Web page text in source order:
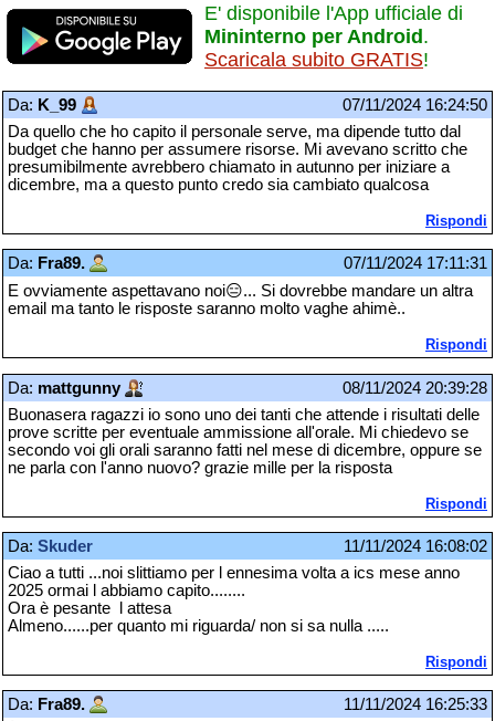
E' disponibile l'App ufficiale di
Mininterno per Android.
Scaricala subito GRATIS!
Da: K_99
07/11/2024 16:24:50
Da quello che ho capito il personale serve, ma dipende tutto dal
budget che hanno per assumere risorse. Mi avevano scritto che
presumibilmente avrebbero chiamato in autunno per iniziare a
dicembre, ma a questo punto credo sia cambiato qualcosa
Rispondi
Da: Fra89.
07/11/2024 17:11:31
E ovviamente aspettavano noi😑... Si dovrebbe mandare un altra
email ma tanto le risposte saranno molto vaghe ahimè..
Rispondi
Da: mattgunny
08/11/2024 20:39:28
Buonasera ragazzi io sono uno dei tanti che attende i risultati delle
prove scritte per eventuale ammissione all'orale. Mi chiedevo se
secondo voi gli orali saranno fatti nel mese di dicembre, oppure se
ne parla con l'anno nuovo? grazie mille per la risposta
Rispondi
Da: Skuder
11/11/2024 16:08:02
Ciao a tutti ...noi slittiamo per l ennesima volta a ics mese anno
2025 ormai l abbiamo capito........
Ora è pesante l attesa
Almeno......per quanto mi riguarda/ non si sa nulla .....
Rispondi
Da: Fra89.
11/11/2024 16:25:33